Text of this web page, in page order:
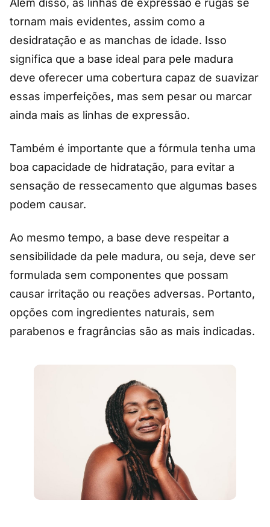
Além disso, as linhas de expressão e rugas se
tornam mais evidentes, assim como a
desidratação e as manchas de idade. Isso
significa que a base ideal para pele madura
deve oferecer uma cobertura capaz de suavizar
essas imperfeições, mas sem pesar ou marcar
ainda mais as linhas de expressão.
Também é importante que a fórmula tenha uma
boa capacidade de hidratação, para evitar a
sensação de ressecamento que algumas bases
podem causar.
Ao mesmo tempo, a base deve respeitar a
sensibilidade da pele madura, ou seja, deve ser
formulada sem componentes que possam
causar irritação ou reações adversas. Portanto,
opções com ingredientes naturais, sem
parabenos e fragrâncias são as mais indicadas.